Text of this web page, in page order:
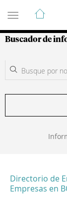
Guía de
Buscador de
Directorio de
Empresas en